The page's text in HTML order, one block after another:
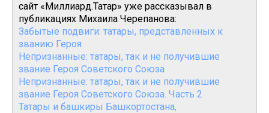
сайт «Миллиард.Татар» уже рассказывал в
публикациях Михаила Черепанова:
Забытые подвиги: татары, представленных к
званию Героя
Непризнанные: татары, так и не получившие
звание Героя Советского Союза
Непризнанные: татары, так и не получившие
звание Героя Советского Союза. Часть 2
Татары и башкиры Башкортостана,